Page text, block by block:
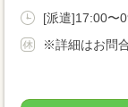
[派遣]17:00〜
※詳細はお問